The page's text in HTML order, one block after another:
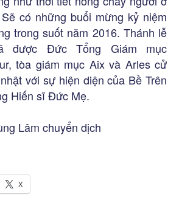
có những buổi mừng kỷ niệm
trong suốt năm 2016. Thánh lễ
được Đức Tổng Giám mục
tòa giám mục Aix và Arles cử
với sự hiện diện của Bề Trên
Hiến sĩ Đức Mẹ.
Lâm chuyển dịch
X